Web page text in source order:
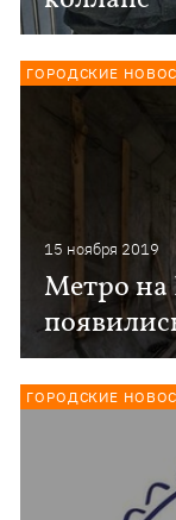
15 ноября 2019
Метро на
ГОРОДСКИЕ
ГОРОДСКИЕ